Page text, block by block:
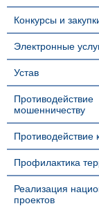
Конкурсы и
Электронные
Устав
Противодействие
мошенничеству
Противодействие
Профилактика
Реализация
проектов